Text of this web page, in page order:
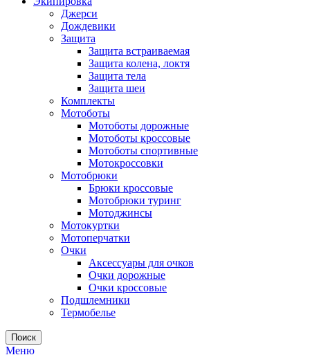
Джерси
Дождевики
Защита
Защита встраиваемая
Защита колена, локтя
Защита тела
Защита шеи
Комплекты
Мотоботы
Мотоботы дорожные
Мотоботы кроссовые
Мотоботы спортивные
Мотокроссовки
Мотобрюки
Брюки кроссовые
Мотобрюки туринг
Мотоджинсы
Мотокуртки
Мотоперчатки
Очки
Аксессуары для очков
Очки дорожные
Очки кроссовые
Подшлемники
Термобелье
Поиск
Меню